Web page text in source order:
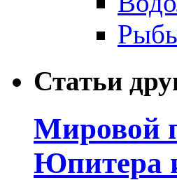
Статьи
Мировой
Юпитера